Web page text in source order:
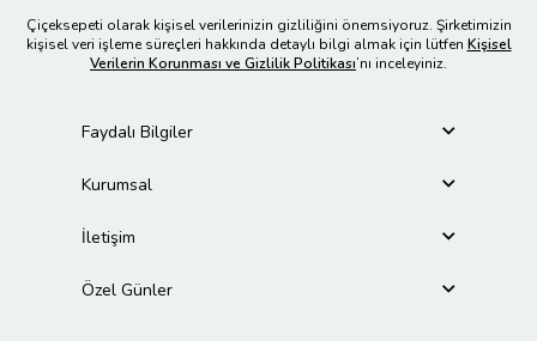
Çiçeksepeti olarak kişisel verilerinizin gizliliğini önemsiyoruz. Şirketimizin
kişisel veri işleme süreçleri hakkında detaylı bilgi almak için lütfen Kişisel
Verilerin Korunması ve Gizlilik Politikası’nı inceleyiniz.
Faydalı Bilgiler
Kurumsal
İletişim
Özel Günler